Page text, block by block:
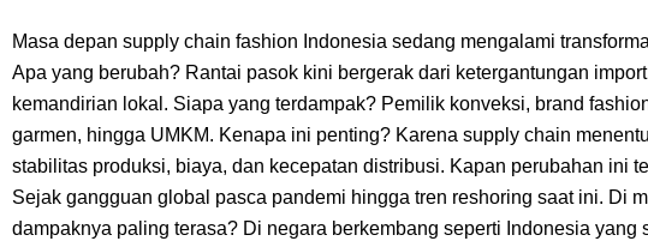
Masa depan supply chain fashion Indonesia sedang mengalami
Apa yang berubah? Rantai pasok kini bergerak dari ketergantungan
kemandirian lokal. Siapa yang terdampak? Pemilik konveksi, brand
garmen, hingga UMKM. Kenapa ini penting? Karena supply chain
stabilitas produksi, biaya, dan kecepatan distribusi. Kapan perubahan ini
Sejak gangguan global pasca pandemi hingga tren reshoring saat ini. Di
dampaknya paling terasa? Di negara berkembang seperti Indonesia yang